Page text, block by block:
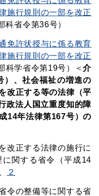
施行規則の一部を改正
科省令第36号）
免許状授与に係る教育
施行規則の一部を改正
科学省令第19号）＜介
）、社会福祉の増進の
改正する等の法律（平
政法人国立重度知的障
14年法律第167号）の
改正する法律の施行に
関する省令（平成14
２
令の整備等に関する省